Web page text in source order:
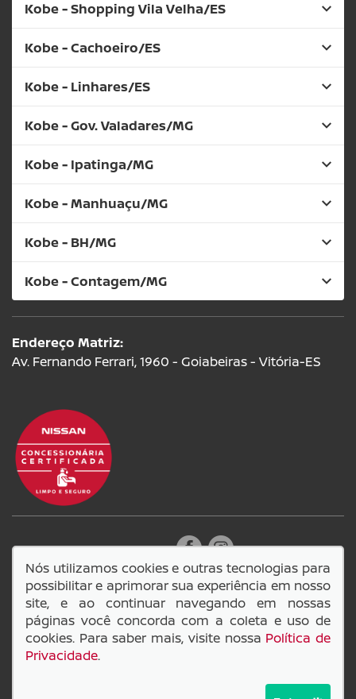
Kobe - Shopping Vila Velha/ES
Kobe - Cachoeiro/ES
Kobe - Linhares/ES
Kobe - Gov. Valadares/MG
Kobe - Ipatinga/MG
Kobe - Manhuaçu/MG
Kobe - BH/MG
Kobe - Contagem/MG
Endereço Matriz:
Av. Fernando Ferrari, 1960 - Goiabeiras - Vitória-ES
14.749.549/0001-98
Lage e Scarabeli Comercio de Veiculos LTDA
Condições Comerciais.
SIGA-NOS:
Nós utilizamos cookies e outras tecnologias para
possibilitar e aprimorar sua experiência em nosso
site, e ao continuar navegando em nossas
páginas você concorda com a coleta e uso de
cookies. Para saber mais, visite nossa Política de
Privacidade.